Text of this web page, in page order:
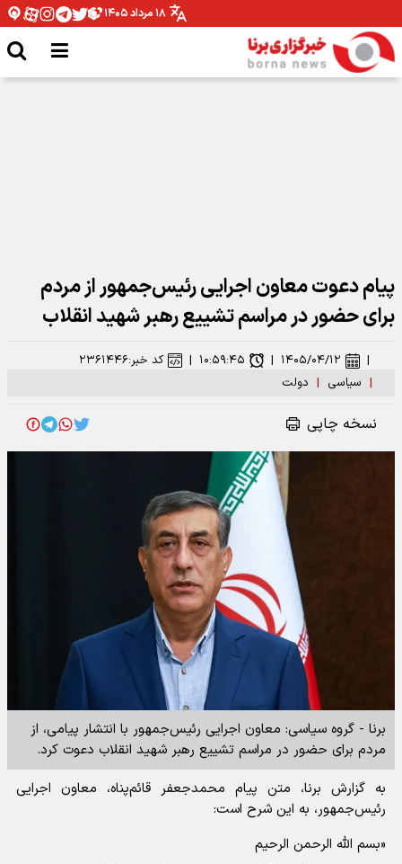
۱۸ مرداد ۱۴۰۵
پیام دعوت معاون اجرایی رئیس‌جمهور از مردم
برای حضور در مراسم تشییع رهبر شهید انقلاب
| سیاسی | دولت
| ۱۴۰۵/۰۴/۱۲ | ۱۰:۵۹:۴۵ | کد خبر:۲۳۶۱۴۴۶
نسخه چاپی
برنا - گروه سیاسی: معاون اجرایی رئیس‌جمهور با انتشار پیامی، از
مردم برای حضور در مراسم تشییع رهبر شهید انقلاب دعوت کرد.
به گزارش برنا، متن پیام محمدجعفر قائم‌پناه، معاون اجرایی
رئیس‌جمهور، به این شرح است:
«بسم الله الرحمن الرحیم